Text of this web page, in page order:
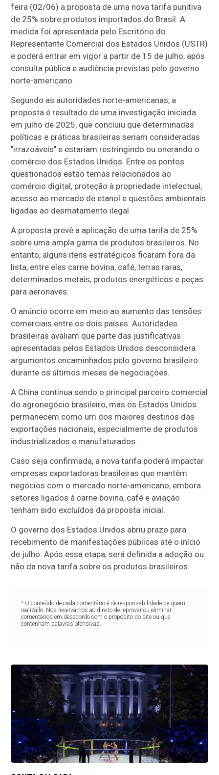
feira (02/06) a proposta de uma nova tarifa punitiva
de 25% sobre produtos importados do Brasil. A
medida foi apresentada pelo Escritório do
Representante Comercial dos Estados Unidos (USTR)
e poderá entrar em vigor a partir de 15 de julho, após
consulta pública e audiência previstas pelo governo
norte-americano.
Segundo as autoridades norte-americanas, a
proposta é resultado de uma investigação iniciada
em julho de 2025, que concluiu que determinadas
políticas e práticas brasileiras seriam consideradas
"irrazoáveis" e estariam restringindo ou onerando o
comércio dos Estados Unidos. Entre os pontos
questionados estão temas relacionados ao
comércio digital, proteção à propriedade intelectual,
acesso ao mercado de etanol e questões ambientais
ligadas ao desmatamento ilegal.
A proposta prevê a aplicação de uma tarifa de 25%
sobre uma ampla gama de produtos brasileiros. No
entanto, alguns itens estratégicos ficaram fora da
lista, entre eles carne bovina, café, terras raras,
determinados metais, produtos energéticos e peças
para aeronaves.
O anúncio ocorre em meio ao aumento das tensões
comerciais entre os dois países. Autoridades
brasileiras avaliam que parte das justificativas
apresentadas pelos Estados Unidos desconsidera
argumentos encaminhados pelo governo brasileiro
durante os últimos meses de negociações.
A China continua sendo o principal parceiro comercial
do agronegócio brasileiro, mas os Estados Unidos
permanecem como um dos maiores destinos das
exportações nacionais, especialmente de produtos
industrializados e manufaturados.
Caso seja confirmada, a nova tarifa poderá impactar
empresas exportadoras brasileiras que mantêm
negócios com o mercado norte-americano, embora
setores ligados à carne bovina, café e aviação
tenham sido excluídos da proposta inicial.
O governo dos Estados Unidos abriu prazo para
recebimento de manifestações públicas até o início
de julho. Após essa etapa, será definida a adoção ou
não da nova tarifa sobre os produtos brasileiros.
* O conteúdo de cada comentário é de responsabilidade de quem
realizá-lo. Nos reservamos ao direito de reprovar ou eliminar
comentários em desacordo com o propósito do site ou que
contenham palavras ofensivas.